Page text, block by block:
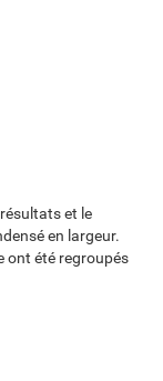
et le
en largeur.
ont été regroupés